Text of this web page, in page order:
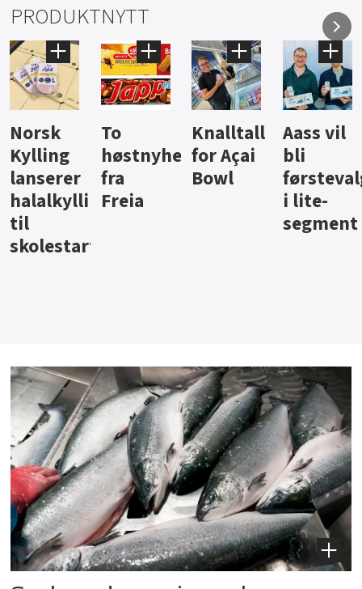
PRODUKTNYTT
Knalltall
for Açai
Bowl
Aass vil
bli
førstevalg
i lite-
Brus og
jus fra
Berentsen
Hard
iste fra
Hansa